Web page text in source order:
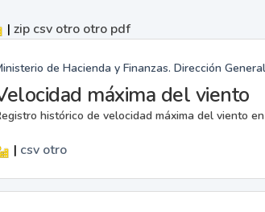
| zip csv otro otro pdf
de Hacienda y Finanzas. Dirección
máxima del viento
histórico de velocidad máxima del viento
| csv otro